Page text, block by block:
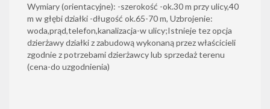
Wymiary (orientacyjne): -szerokość -ok.30 m przy ulicy,40
m w głębi działki -długość ok.65-70 m, Uzbrojenie:
woda,prąd,telefon,kanalizacja-w ulicy;Istnieje tez opcja
dzierżawy działki z zabudową wykonaną przez właścicieli
zgodnie z potrzebami dzierżawcy lub sprzedaż terenu
(cena-do uzgodnienia)